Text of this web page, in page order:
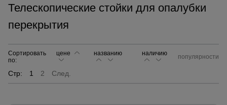
Телескопические стойки для опалубки
перекрытия
Сортировать
по:
цене названию наличию популярности
Стр: 1 2 След.
брезенты